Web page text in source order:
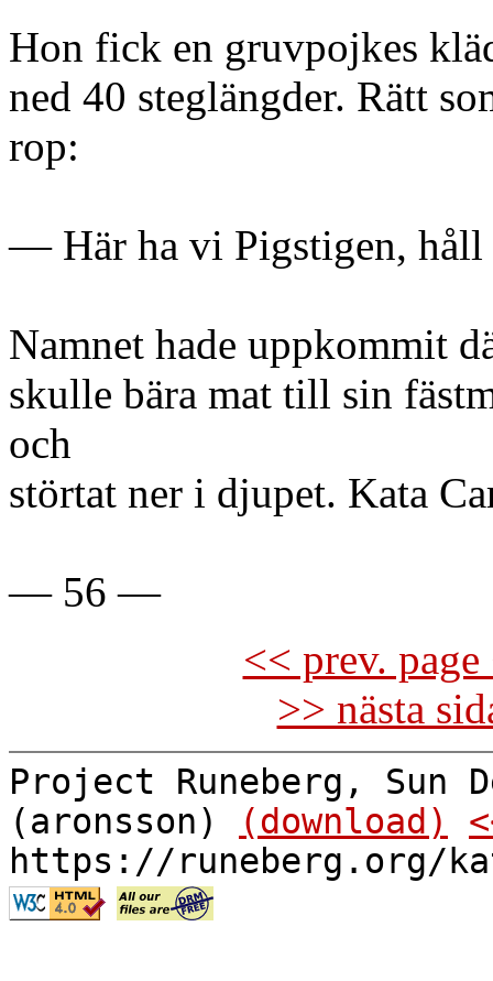
Hon fick en gruvpojkes
ned 40 steglängder. Rätt
rop:
— Här ha vi Pigstigen,
Namnet hade uppkommit
skulle bära mat till sin
och
störtat ner i djupet. Kata
— 56 —
<< prev.
>> nästa
Project Runeberg, Sun
(aronsson)
(download)
https://runeberg.org/